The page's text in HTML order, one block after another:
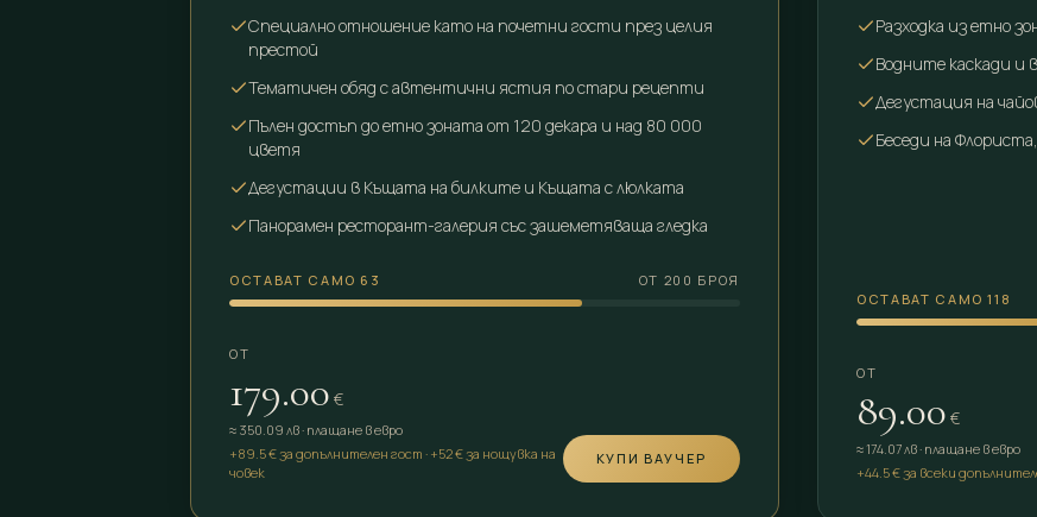
Специално отношение като на почетни гости през целия
престой
Тематичен обяд с автентични ястия по стари рецепти
Пълен достъп до етно зоната от 120 декара и над 80 000
цветя
Дегустации в Къщата на билките и Къщата с люлката
Панорамен ресторант-галерия със зашеметяваща гледка
ОСТАВАТ САМО 63 ОТ 200 БРОЯ
ОТ
179.00 €
≈ 350.09 лв· плащане в евро
+89.5 € за допълнителен гост · +52 € за нощувка на
човек
КУПИ ВАУЧЕР
Разходка из етно
Водните каскади
Дегустация на
Беседи на
ОСТАВАТ САМО 118
ОТ
89.00 €
≈174.07лв· плащане в евро
+44.5 € за всеки